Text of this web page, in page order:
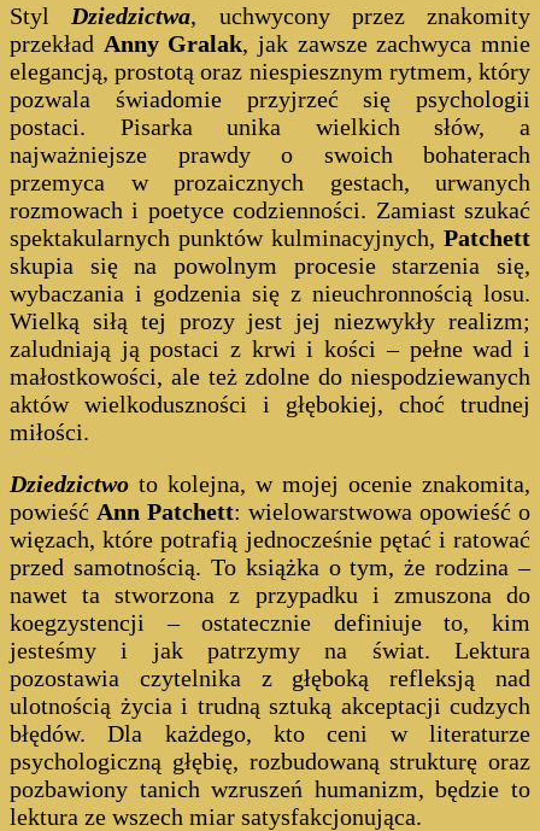
Styl Dziedzictwa, uchwycony przez znakomity
przekład Anny Gralak, jak zawsze zachwyca mnie
elegancją, prostotą oraz niespiesznym rytmem, który
pozwala świadomie przyjrzeć się psychologii
postaci. Pisarka unika wielkich słów, a
najważniejsze prawdy o swoich bohaterach
przemyca w prozaicznych gestach, urwanych
rozmowach i poetyce codzienności. Zamiast szukać
spektakularnych punktów kulminacyjnych, Patchett
skupia się na powolnym procesie starzenia się,
wybaczania i godzenia się z nieuchronnością losu.
Wielką siłą tej prozy jest jej niezwykły realizm;
zaludniają ją postaci z krwi i kości – pełne wad i
małostkowości, ale też zdolne do niespodziewanych
aktów wielkoduszności i głębokiej, choć trudnej
miłości.
Dziedzictwo to kolejna, w mojej ocenie znakomita,
powieść Ann Patchett: wielowarstwowa opowieść o
więzach, które potrafią jednocześnie pętać i ratować
przed samotnością. To książka o tym, że rodzina –
nawet ta stworzona z przypadku i zmuszona do
koegzystencji – ostatecznie definiuje to, kim
jesteśmy i jak patrzymy na świat. Lektura
pozostawia czytelnika z głęboką refleksją nad
ulotnością życia i trudną sztuką akceptacji cudzych
błędów. Dla każdego, kto ceni w literaturze
psychologiczną głębię, rozbudowaną strukturę oraz
pozbawiony tanich wzruszeń humanizm, będzie to
lektura ze wszech miar satysfakcjonująca.